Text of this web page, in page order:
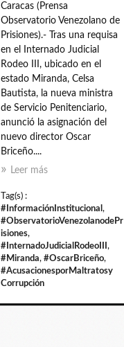
Caracas (Prensa
Observatorio Venezolano de
Prisiones).- Tras una requisa
en el Internado Judicial
Rodeo III, ubicado en el
estado Miranda, Celsa
Bautista, la nueva ministra
de Servicio Penitenciario,
anunció la asignación del
nuevo director Oscar
Briceño....
Leer más
Tag(s) :
#InformaciónInstitucional ,
#ObservatorioVenezolanodePr
isiones,
#InternadoJudicialRodeoIII ,
#Miranda, #OscarBriceño,
#AcusacionesporMaltratosy
Corrupción